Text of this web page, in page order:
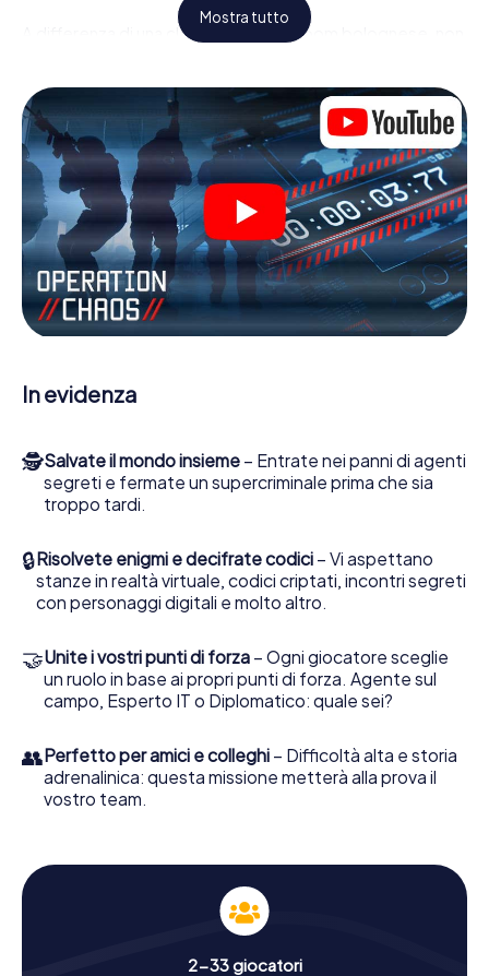
A differenza di una classica Escape Room bolognese, non
dichiara che tutta Neckarsulm è il suo campo di gioco
personale! Il requisito tecnico per la sua avventura da
agente a Neckarsulm é uno smartphone con accesso a
Internet mobile. Un clic le dà accesso alla nostra app web.
Non è necessario installare nulla per essere trascinati
nell'azione da video interattivi, minigiochi complicati e
molte altre funzionalità.
Lavori insieme con una squadra, origli le spie nemiche e
porti gli ufficiali di collegamento dalla sua parte. In questo
Escape Game a Neckarsulm lei e la sua squadra dovete
essere pronti a fermare i cattivi. A differenza di James
la sua squadra sarete immortalati nel punteggio più alto
del Neckarsulm e avrete accesso alla vostra personale
biglietti nel mondo dello spionaggio e degli agenti
segreti e trasformi Neckarsulm in un'Escape Room
all'aperto!
Mostra tutto
In evidenza
🕵Salvate il mondo insieme – Entrate nei panni di agenti
segreti e fermate un supercriminale prima che sia
troppo tardi.
🔒Risolvete enigmi e decifrate codici – Vi aspettano
stanze in realtà virtuale, codici criptati, incontri segreti
con personaggi digitali e molto altro.
🤝Unite i vostri punti di forza – Ogni giocatore sceglie
un ruolo in base ai propri punti di forza. Agente sul
campo, Esperto IT o Diplomatico: quale sei?
👥Perfetto per amici e colleghi – Difficoltà alta e storia
adrenalinica: questa missione metterà alla prova il
vostro team.
2-33 giocatori